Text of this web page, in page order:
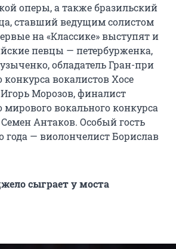
оперы, а также бразильский
ставший ведущим солистом
на «Классике» выступят и
певцы — петербурженка,
обладатель Гран-при
вокалистов Хосе
Морозов, финалист
вокального конкурса
Антаков. Особый гость
года — виолончелист Борислав
сыграет у моста